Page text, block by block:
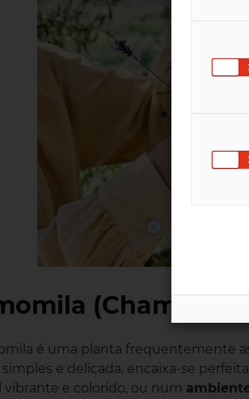
é uma planta frequentemente
simples e delicada, encaixa-se
vibrante e colorido, ou num